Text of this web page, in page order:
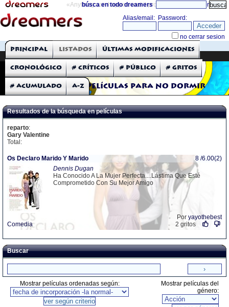
«Anything can happen and it probably will» directorio
búsca en todo dreamers
THE DREAMERS
Críticas: Películas
Películas para no dormir
Principal Listados Últimas modificaciones
Cronológico # Críticos # Público # Gritos
# Acumulado A-Z
Resultados de la búsqueda en películas
reparto:
Gary Valentine
Total:
Os Declaro Marido Y Marido
8 /6.00(2)
Dennis Dugan
Ha Conocido A La Mujer Perfecta....Lástima Que Esté
Comprometido Con Su Mejor Amigo
Por yayothebest
Comedia
2 gritos
Buscar
Mostrar películas ordenadas según:
Mostrar películas del
género: